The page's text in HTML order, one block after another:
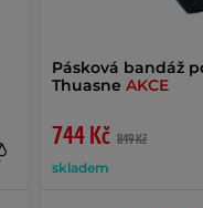
Pásková bandáž
ThuasneAKCE
744 Kč 849 Kč
skladem